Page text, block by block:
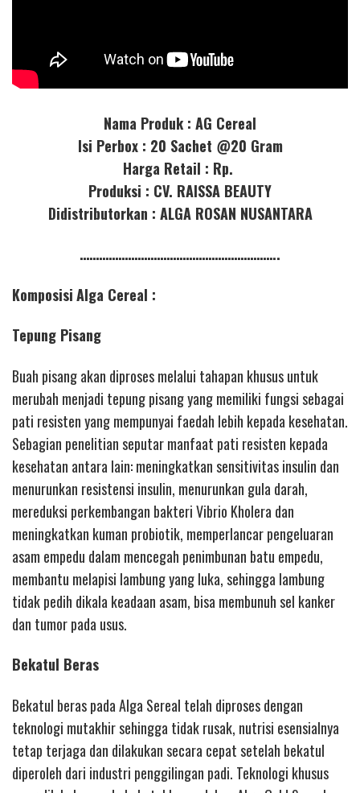
Nama Produk : AG Cereal
Isi Perbox : 20 Sachet @20 Gram
Harga Retail : Rp.
Produksi : CV. RAISSA BEAUTY
Didistributorkan : ALGA ROSAN NUSANTARA
……………………………………………………..
KomposisiAlga Cereal :
Tepung Pisang
Buah pisang akan diproses melalui tahapan khusus untuk
merubah menjadi tepung pisang yang memiliki fungsi sebagai
pati resisten yang mempunyai faedah lebih kepada kesehatan.
Sebagian penelitian seputar manfaat pati resisten kepada
kesehatan antara lain: meningkatkan sensitivitas insulin dan
menurunkan resistensi insulin, menurunkan gula darah,
mereduksi perkembangan bakteri Vibrio Kholera dan
meningkatkan kuman probiotik, memperlancar pengeluaran
asam empedu dalam mencegah penimbunan batu empedu,
membantu melapisi lambung yang luka, sehingga lambung
tidak pedih dikala keadaan asam, bisa membunuh sel kanker
dan tumor pada usus.
Bekatul Beras
Bekatul beras pada Alga Sereal telah diproses dengan
teknologi mutakhir sehingga tidak rusak, nutrisi esensialnya
tetap terjaga dan dilakukan secara cepat setelah bekatul
diperoleh dari industri penggilingan padi. Teknologi khusus